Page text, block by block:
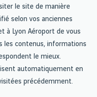
le site de manière
selon vos anciennes
à Lyon Aéroport de vous
les contenus, informations
le mieux.
automatiquement en
précédemment.